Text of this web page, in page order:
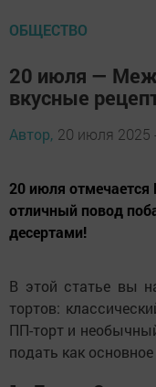
ОБЩЕСТВО
20 июля —
вкусные
Автор, 20 июля 2025
20 июля
отличный повод
десертами!
В этой статье вы
тортов:
ПП-торт и
подать как